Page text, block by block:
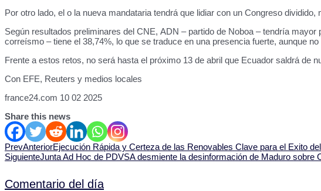
Por otro lado, el o la nueva mandataria tendrá que lidiar con un Congreso
Según resultados preliminares del CNE, ADN – partido de Noboa – tendría
correísmo – tiene el 38,74%, lo que se traduce en una presencia fuerte, aunque
Frente a estos retos, no será hasta el próximo 13 de abril que Ecuador saldrá de
Con EFE, Reuters y medios locales
france24.com 10 02 2025
Share this news
PrevAnteriorEjecución Rápida y Certeza de las Renovables Clave para el Exito
SiguienteJunta Ad Hoc de PDVSA desmiente la desinformación de Maduro sobre
Comentario del día